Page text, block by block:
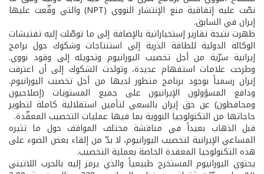
نصّت عليه إتفاقية منع الإنتشار النووي (NPT) والتي وقّعت عليها
إيران في السابق.
ظهرت نتيجة تقارير إستخباراتية بالإضافة إلى ما توصّلت إليه تفتيشات
الوكالة الدولية للطاقة الذرية إلى استنتاجات وشكوك حول برامج
إيرانية سرّية من أجل تخصيب اليورانيوم وتحويله إلى وقود نووي.
وطرحت علامات استفهام عديدة، وتولدت الشكوك إلى أن اعترفت
إيران رسمياً بوجود برنامج متطور لديها من أجل تخصيب اليورانيوم.
ودافع المسؤولون الإيرانيون على جميع المستويات (إصلاحيون
ومحافظون) عن حق إيران بالسعي لتأمين استقلالية كاملة لتطوير
حاجاتها من التكنولوجيا النووية بما فيها عمليات التخصيب المعقّدة.
قبل الذهاب بعيداً في مناقشة مختلف المواقف حول ما تثيره
المساعي الإيرانية لتخصيب اليورانيوم، لا بدّ من إلقاء بعض الضوء على
هذه التكنولوجيا المعقدة الخاصة بعملية التخصيب.
يحتوي اليورانيوم المستخرج طبيعياً والذي يرمز إليه بالحرب اللاتيني